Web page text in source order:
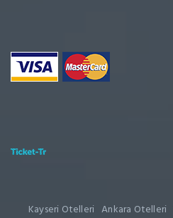
Kayseri Otelleri Ankara Otelleri